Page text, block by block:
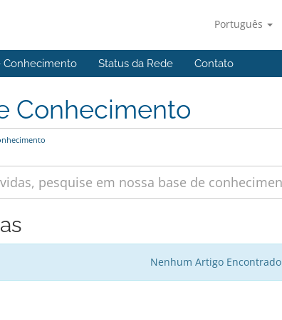
Português
Conhecimento Status da Rede Contato
Conhecimento
Nenhum Artigo Encontrado